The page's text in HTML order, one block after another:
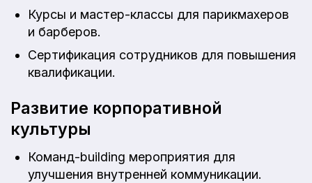
Курсы и мастер-классы для парикмахеров
и барберов.
Сертификация сотрудников для повышения
квалификации.
Развитие корпоративной
культуры
Команд-building мероприятия для
улучшения внутренней коммуникации.